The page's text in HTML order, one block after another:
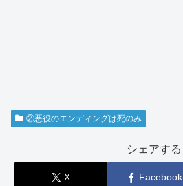
②悪役のエンディングは死のみ
シェアする
X Facebook